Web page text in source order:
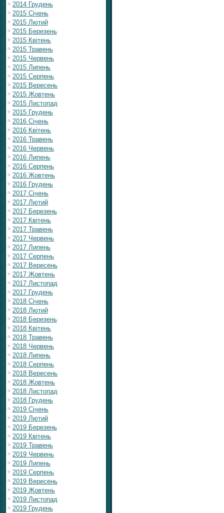
2014 Грудень
2015 Січень
2015 Лютий
2015 Березень
2015 Квітень
2015 Травень
2015 Червень
2015 Липень
2015 Серпень
2015 Вересень
2015 Жовтень
2015 Листопад
2015 Грудень
2016 Січень
2016 Квітень
2016 Травень
2016 Червень
2016 Липень
2016 Серпень
2016 Жовтень
2016 Грудень
2017 Січень
2017 Лютий
2017 Березень
2017 Квітень
2017 Травень
2017 Червень
2017 Липень
2017 Серпень
2017 Вересень
2017 Жовтень
2017 Листопад
2017 Грудень
2018 Січень
2018 Лютий
2018 Березень
2018 Квітень
2018 Травень
2018 Червень
2018 Липень
2018 Серпень
2018 Вересень
2018 Жовтень
2018 Листопад
2018 Грудень
2019 Січень
2019 Лютий
2019 Березень
2019 Квітень
2019 Травень
2019 Червень
2019 Липень
2019 Серпень
2019 Вересень
2019 Жовтень
2019 Листопад
2019 Грудень